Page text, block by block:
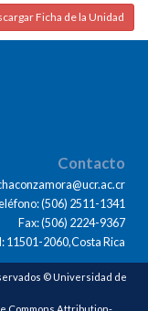
Ficha de la Unidad
Contacto
(506) 2511-1341
Fax: (506) 2224-9367
11501-2060,Costa Rica
© Universidad de